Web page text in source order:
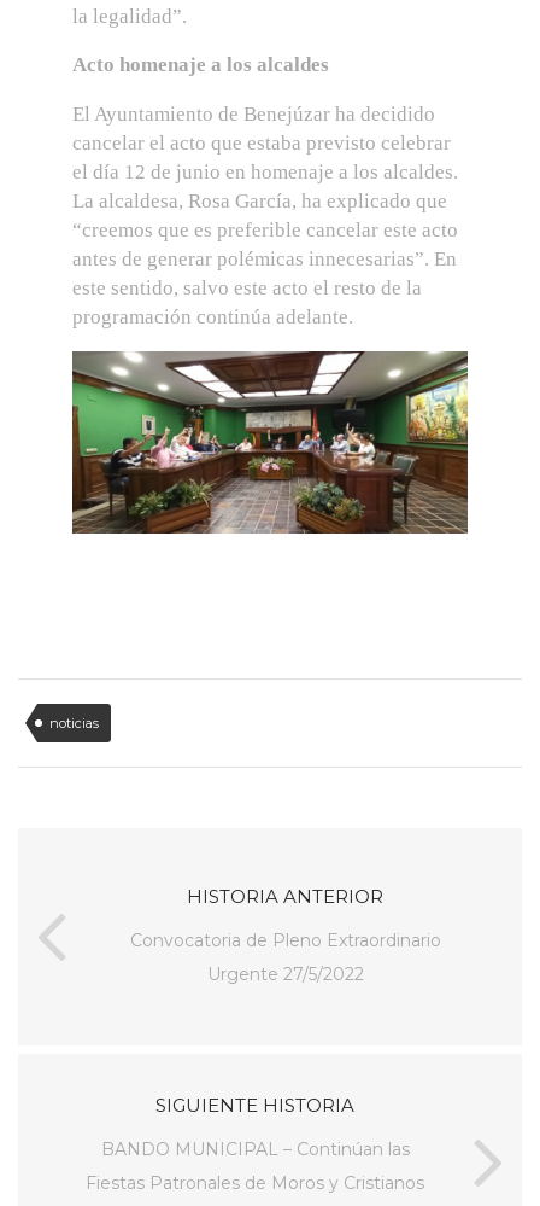
la legalidad”.
Acto homenaje a los alcaldes
El Ayuntamiento de Benejúzar ha decidido
cancelar el acto que estaba previsto celebrar
el día 12 de junio en homenaje a los alcaldes.
La alcaldesa, Rosa García, ha explicado que
“creemos que es preferible cancelar este acto
antes de generar polémicas innecesarias”. En
este sentido, salvo este acto el resto de la
programación continúa adelante.
noticias
HISTORIA ANTERIOR
Convocatoria de Pleno Extraordinario
Urgente 27/5/2022
SIGUIENTE HISTORIA
BANDO MUNICIPAL – Continúan las
Fiestas Patronales de Moros y Cristianos